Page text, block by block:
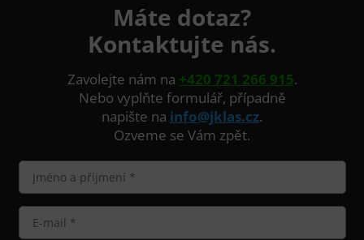
Máte dotaz?
Kontaktujte nás.
Zavolejte nám na +420 721 266 915.
Nebo vyplňte formulář, případně
napište na info@jklas.cz.
Ozveme se Vám zpět.